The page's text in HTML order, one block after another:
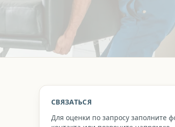
СВЯЗАТЬСЯ
Для оценки по запросу заполните